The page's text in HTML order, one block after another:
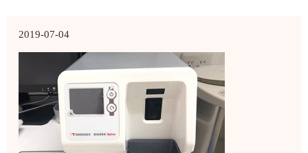
2019-07-04